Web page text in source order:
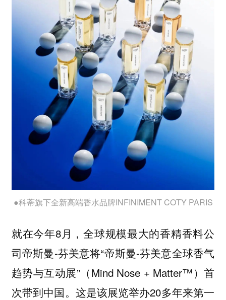
●科蒂旗下全新高端香水品牌INFINIMENT COTY PARIS
就在今年8月，全球规模最大的香精香料公
司帝斯曼-芬美意将“帝斯曼-芬美意全球香气
趋势与互动展”（Mind Nose + Matter™）首
次带到中国。这是该展览举办20多年来第一